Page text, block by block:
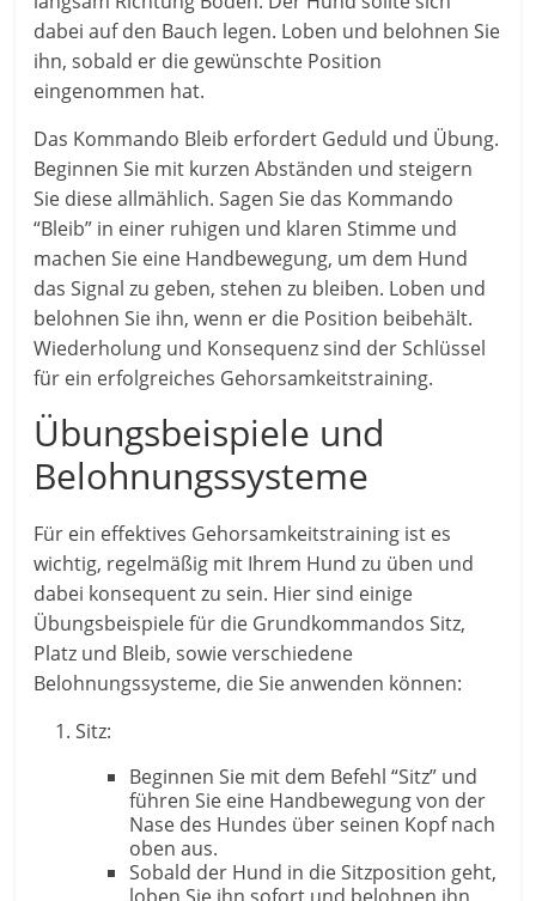
dabei auf den Bauch legen. Loben und belohnen Sie
ihn, sobald er die gewünschte Position
eingenommen hat.
Das Kommando Bleib erfordert Geduld und Übung.
Beginnen Sie mit kurzen Abständen und steigern
Sie diese allmählich. Sagen Sie das Kommando
“Bleib” in einer ruhigen und klaren Stimme und
machen Sie eine Handbewegung, um dem Hund
das Signal zu geben, stehen zu bleiben. Loben und
belohnen Sie ihn, wenn er die Position beibehält.
Wiederholung und Konsequenz sind der Schlüssel
für ein erfolgreiches Gehorsamkeitstraining.
Übungsbeispiele und
Belohnungssysteme
Für ein effektives Gehorsamkeitstraining ist es
wichtig, regelmäßig mit Ihrem Hund zu üben und
dabei konsequent zu sein. Hier sind einige
Übungsbeispiele für die Grundkommandos Sitz,
Platz und Bleib, sowie verschiedene
Belohnungssysteme, die Sie anwenden können:
Sitz:
Beginnen Sie mit dem Befehl “Sitz” und
führen Sie eine Handbewegung von der
Nase des Hundes über seinen Kopf nach
oben aus.
Sobald der Hund in die Sitzposition geht,